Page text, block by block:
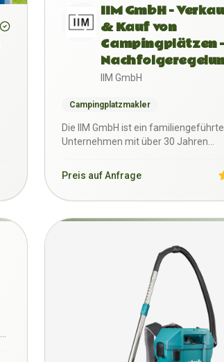
IIM GmbH -
& Kauf von
Campingplätzen -
IIM GmbH
Campingplatzmakler
Die IIM GmbH ist ein
Unternehmen mit über 30 Jahren
Preis auf Anfrage